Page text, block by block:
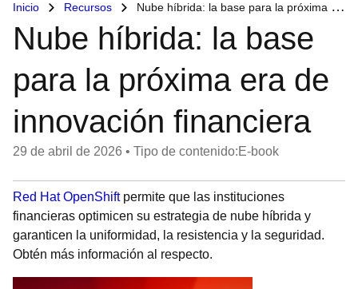
Inicio Recursos Nube híbrida: la base para la próxima era de innovación financiera
Nube híbrida: la base
para la próxima era de
innovación financiera
29 de abril de 2026 • Tipo de contenido:E-book
Red Hat OpenShiftpermite que las instituciones
financieras optimicen su estrategia de nube híbrida y
garanticen la uniformidad, la resistencia y la seguridad.
Obtén más información al respecto.